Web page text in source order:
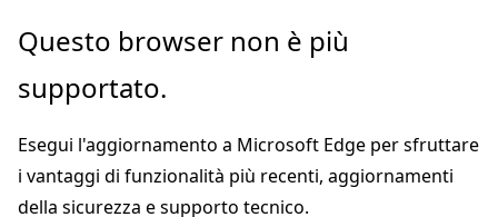
Ignora
passa
contenuto
principale
Questo browser non è più
supportato.
Esegui l'aggiornamento a Microsoft Edge per sfruttare
i vantaggi di funzionalità più recenti, aggiornamenti
della sicurezza e supporto tecnico.